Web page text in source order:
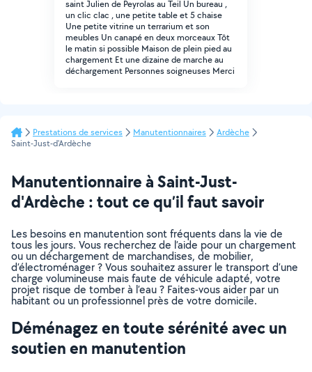
saint Julien de Peyrolas au Teil Un bureau ,
un clic clac , une petite table et 5 chaise
Une petite vitrine un terrarium et son
meubles Un canapé en deux morceaux Tôt
le matin si possible Maison de plein pied au
chargement Et une dizaine de marche au
déchargement Personnes soigneuses Merci
Prestations de services Manutentionnaires
Ardèche
Saint-Just-d'Ardèche
Manutentionnaire à Saint-Just-
d'Ardèche : tout ce qu’il faut savoir
Les besoins en manutention sont fréquents dans la vie de
tous les jours. Vous recherchez de l’aide pour un chargement
ou un déchargement de marchandises, de mobilier,
d’électroménager ? Vous souhaitez assurer le transport d’une
charge volumineuse mais faute de véhicule adapté, votre
projet risque de tomber à l’eau ? Faites-vous aider par un
habitant ou un professionnel près de votre domicile.
Déménagez en toute sérénité avec un
soutien en manutention